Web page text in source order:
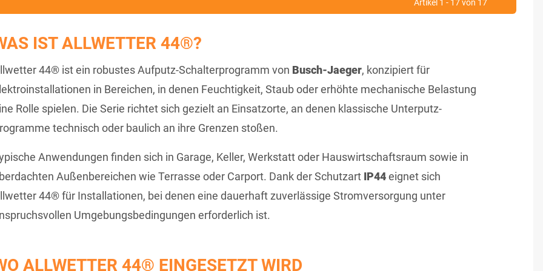
Artikel 1 - 17 von 17
IST ALLWETTER 44®?
44® ist ein robustes Aufputz-Schalterprogramm von Busch-Jaeger, konzipiert für
in Bereichen, in denen Feuchtigkeit, Staub oder erhöhte mechanische Belastung
Rolle spielen. Die Serie richtet sich gezielt an Einsatzorte, an denen klassische Unterputz-
technisch oder baulich an ihre Grenzen stoßen.
Anwendungen finden sich in Garage, Keller, Werkstatt oder Hauswirtschaftsraum sowie in
Außenbereichen wie Terrasse oder Carport. Dank der Schutzart
IP44 eignet sich
44® für Installationen, bei denen eine dauerhaft zuverlässige Stromversorgung unter
Umgebungsbedingungen erforderlich ist.
ALLWETTER 44® EINGESETZT WIRD